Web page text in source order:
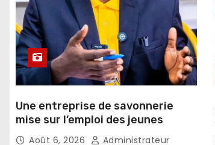
Une entreprise de savonnerie
mise sur l’emploi des jeunes
Août 6, 2026 Administrateur